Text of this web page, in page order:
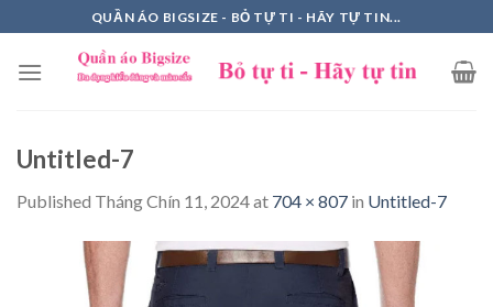
to
content
QUẦN ÁO BIGSIZE - BỎ TỰ TI - HÃY TỰ TIN...
Untitled-7
Published Tháng Chín 11, 2024at 704 × 807 in Untitled-7